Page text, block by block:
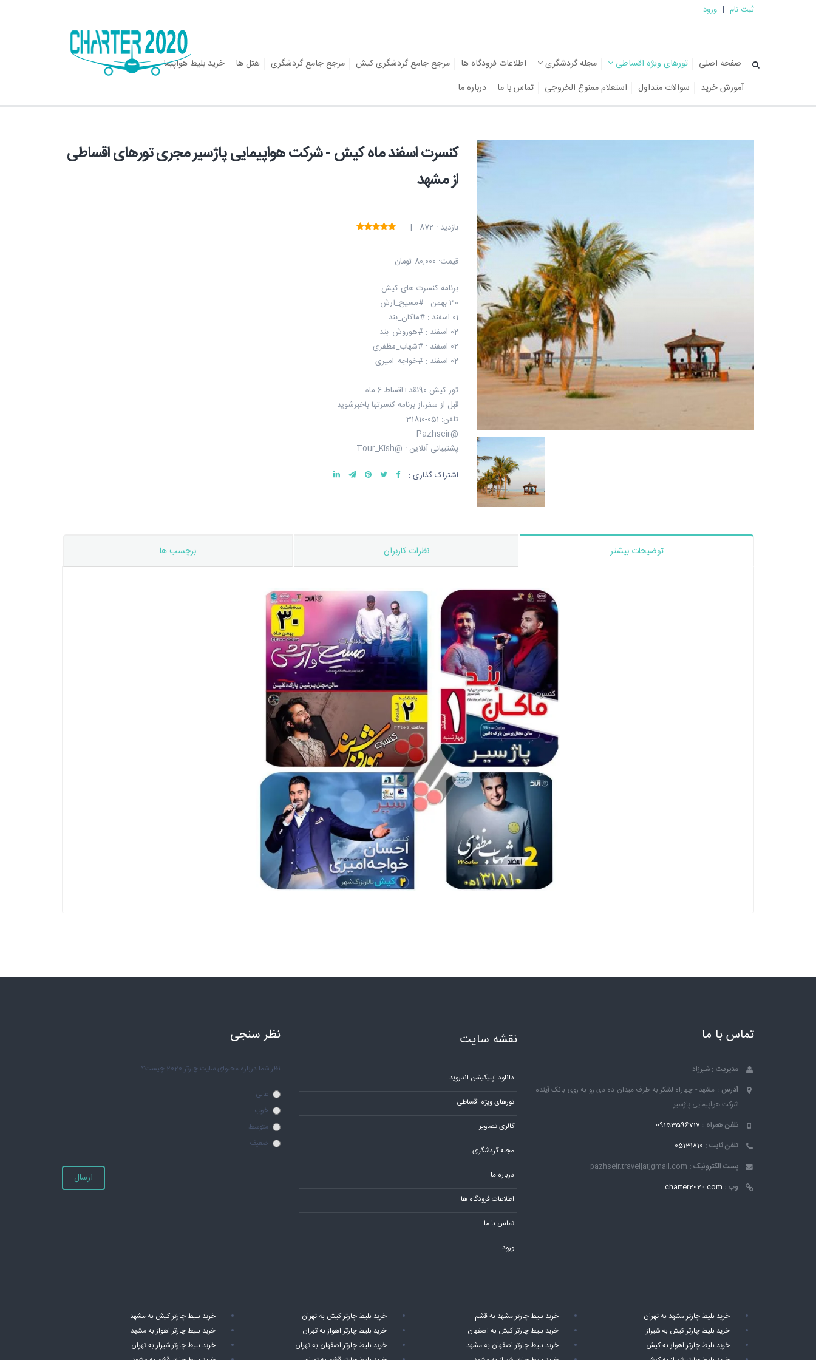
ثبت نام | ورود
صفحه اصلی تورهای ویژه اقساطی مجله گردشگری اطلاعات فرودگاه ها مرجع جامع گردشگری کیش مرجع جامع گردشگری هتل ها
خرید بلیط هواپیما
آموزش خرید
سوالات متداول استعلام ممنوع الخروجی تماس با ما درباره ما
کنسرت اسفند ماه کیش - شرکت هواپیمایی پاژسیر مجری تورهای اقساطی
از مشهد
بازدید : 872 |
قیمت: 80,000 تومان
برنامه کنسرت های کیش
30 بهمن : #مسیح_آرش
01 اسفند : #ماکان_بند
02 اسفند : #هوروش_بند
02 اسفند : #شهاب_مظفری
02 اسفند : #خواجه_امیری
تور کیش 90نقد+اقساط 6 ماه
قبل از سفر،از برنامه کنسرتها باخبرشوید
تلفن: 051-31810
@Pazhseir
پشتیبانی آنلاین : @Tour_Kish
اشتراک گذاری :
توضیحات بیشتر نظرات کاربران برچسب ها
تماس با ما
مدیریت : شیرزاد
آدرس : مشهد - چهاراه لشکر به طرف میدان ده دی رو به روی بانک ٱینده
شرکت هواپیمایی پاژسیر
تلفن همراه : 09153596717
تلفن ثابت : 05131810
پست الکترونیک : pazhseir.travel[at]gmail.com
وب : charter2020.com
نقشه سایت
دانلود اپلیکیشن اندروید
تورهای ویژه اقساطی
گالری تصاویر
مجله گردشگری
درباره ما
اطلاعات فرودگاه ها
تماس با ما
ورود
نظر سنجی
نظر شما درباره محتوای سایت چارتر 2020 چیست؟
عالی
خوب
متوسط
ضعیف
ارسال
خرید بلیط چارتر مشهد به تهران خرید بلیط چارتر مشهد به قشم خرید بلیط چارتر کیش به تهران
خرید بلیط چارتر کیش به مشهد
خرید بلیط چارتر کیش به شیراز
خرید بلیط چارتر کیش به اصفهان خرید بلیط چارتر اهواز به تهران
خرید بلیط چارتر اهواز به مشهد
خرید بلیط چارتر اهواز به کیش
خرید بلیط چارتر اصفهان به مشهد خرید بلیط چارتر اصفهان به تهران
خرید بلیط چارتر شیراز به تهران